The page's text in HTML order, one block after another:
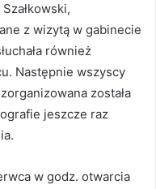
z wizytą w gabinecie
również
Następnie wszyscy
została
jeszcze raz
w godz. otwarcia